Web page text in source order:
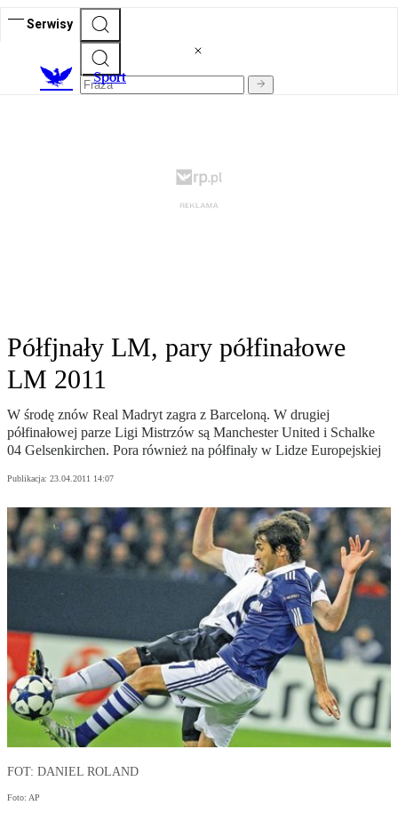
Serwisy
Sport
Półfjnały LM, pary półfinałowe
LM 2011
W środę znów Real Madryt zagra z Barceloną. W drugiej
półfinałowej parze Ligi Mistrzów są Manchester United i Schalke
04 Gelsenkirchen. Pora również na półfinały w Lidze Europejskiej
Publikacja: 23.04.2011 14:07
FOT: DANIEL ROLAND
Foto: AP